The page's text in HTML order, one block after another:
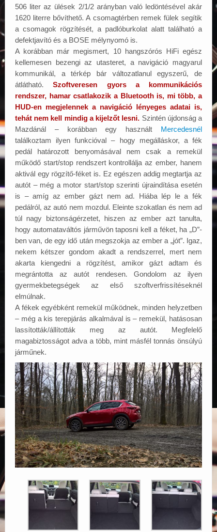
506 liter az ülések 2/1/2 arányban való ledöntésével akár
1620 literre bővíthető. A csomagtérben remek fülek segítik
a csomagok rögzítését, a padlóburkolat alatt található a
defektjavító és a BOSE mélynyomó is.
A korábban már megismert, 10 hangszórós HiFi egész
kellemesen bezengi az utasteret, a navigáció magyarul
kommunikál, a térkép bár változatlanul egyszerű, de
átlátható.Szoftveresen gyors a kommunikációs
rendszer, hamar csatlakozik a Bluetooth is, mi több, a
HUD-en megjelennek a navigáció lényeges adatai is,
tehát nem kell mindig a kijelzőt lesni. Szintén újdonság a
Mazdánál – korábban egy használt Mercedesnél
találkoztam ilyen funkcióval – hogy megálláskor, a fék
pedál határozott benyomásával nem csak a remekül
működő start/stop rendszert kontrollálja az ember, hanem
aktivál egy rögzítő-féket is. Ez egészen addig megtartja az
autót – még a motor start/stop szerinti újraindítása esetén
is – amíg az ember gázt nem ad. Hiába lép le a fék
pedálról, az autó nem mozdul. Eleinte szokatlan és nem ad
túl nagy biztonságérzetet, hiszen az ember azt tanulta,
hogy automataváltós járművön taposni kell a féket, ha „D”-
ben van, de egy idő után megszokja az ember a „jót”. Igaz,
nekem kétszer gondom akadt a rendszerrel, mert nem
akarta kiengedni a rögzítést, amikor gázt adtam és
megrántotta az autót rendesen. Gondolom az ilyen
gyermekbetegségek az első szoftverfrissítéseknél
elmúlnak.
A fékek egyébként remekül működnek, minden helyzetben
– még a kis terepjárás alkalmával is – remekül, hatásosan
lassították/állították meg az autót. Megfelelő
magabiztosságot adva a több, mint másfél tonnás önsúlyú
járműnek.